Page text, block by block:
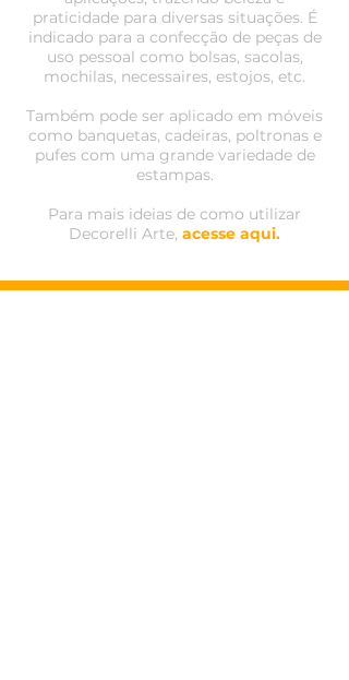
praticidade para diversas situações. É
indicado para a confecção de peças de
uso pessoal como bolsas, sacolas,
mochilas, necessaires, estojos, etc.
Também pode ser aplicado em móveis
como banquetas, cadeiras, poltronas e
pufes com uma grande variedade de
estampas.
Para mais ideias de como utilizar
Decorelli Arte, acesse aqui.